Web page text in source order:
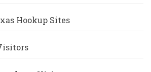
Hookup Sites